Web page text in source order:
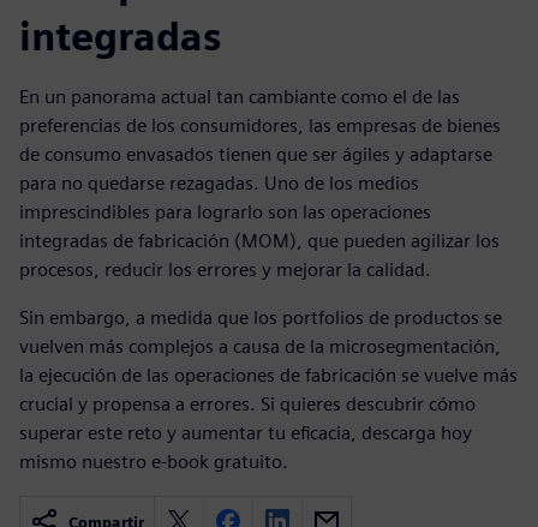
integradas
En un panorama actual tan cambiante como el de las
preferencias de los consumidores, las empresas de bienes
de consumo envasados tienen que ser ágiles y adaptarse
para no quedarse rezagadas. Uno de los medios
imprescindibles para lograrlo son las operaciones
integradas de fabricación (MOM), que pueden agilizar los
procesos, reducir los errores y mejorar la calidad.
Sin embargo, a medida que los portfolios de productos se
vuelven más complejos a causa de la microsegmentación,
la ejecución de las operaciones de fabricación se vuelve más
crucial y propensa a errores. Si quieres descubrir cómo
superar este reto y aumentar tu eficacia, descarga hoy
mismo nuestro e-book gratuito.
Compartir